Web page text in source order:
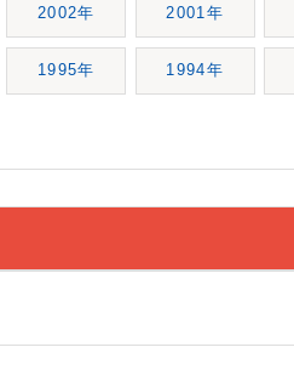
2002年 2001年
1995年 1994年